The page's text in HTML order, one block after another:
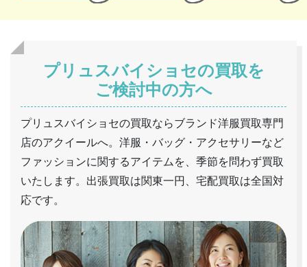
プリュスバイショセの買取を
ご検討中の方へ
プリュスバイショセの買取ならブランド洋服買取専門
店のアクイールへ。洋服・バッグ・アクセサリーなど
ファッションに関するアイテムを、季節を問わず買取
いたします。出張買取は関東一円、宅配買取は全国対
応です。